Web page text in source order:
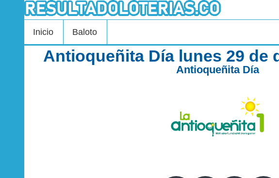
Inicio Baloto
Antioqueñita Día lunes 29 de
Antioqueñita Día